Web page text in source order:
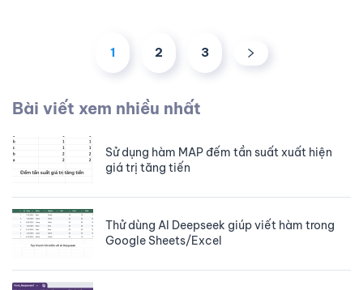
1 2 3
Bài viết xem nhiều nhất
Sử dụng hàm MAP đếm tần suất xuất hiện
giá trị tăng tiến
Thử dùng AI Deepseek giúp viết hàm trong
Google Sheets/Excel